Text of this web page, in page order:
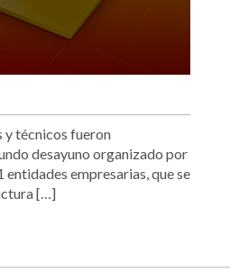
y técnicos fueron
desayuno organizado por
entidades empresarias, que se
[…]